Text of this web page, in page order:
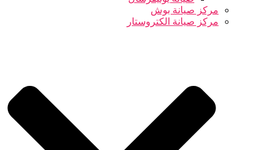
مركز صيانة بوش
مركز صيانة الكتروستار